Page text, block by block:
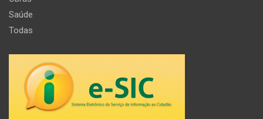
Saúde
Todas